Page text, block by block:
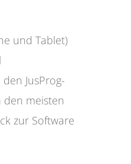
und Tablet)
JusProg-
den meisten
zur Software